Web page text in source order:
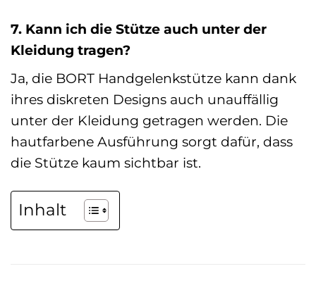
7. Kann ich die Stütze auch unter der
Kleidung tragen?
Ja, die BORT Handgelenkstütze kann dank
ihres diskreten Designs auch unauffällig
unter der Kleidung getragen werden. Die
hautfarbene Ausführung sorgt dafür, dass
die Stütze kaum sichtbar ist.
Inhalt